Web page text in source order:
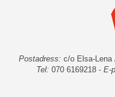
Postadress: c/o Elsa-Lena
Tel: 070 6169218 - E-